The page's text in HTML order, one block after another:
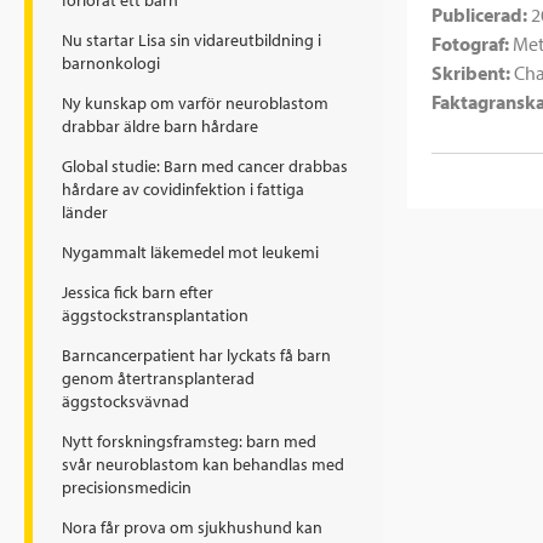
Nu startar Lisa sin vidareutbildning i
barnonkologi
Ny kunskap om varför neuroblastom
drabbar äldre barn hårdare
Global studie: Barn med cancer drabbas
hårdare av covidinfektion i fattiga
länder
Nygammalt läkemedel mot leukemi
Jessica fick barn efter
äggstockstransplantation
Barncancerpatient har lyckats få barn
genom återtransplanterad
äggstocksvävnad
Nytt forskningsframsteg: barn med
svår neuroblastom kan behandlas med
precisionsmedicin
Nora får prova om sjukhushund kan
Publicerad:
Fotograf:
Skribent: